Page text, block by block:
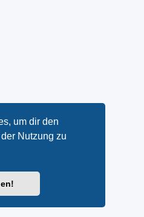
um dir den
Nutzung zu